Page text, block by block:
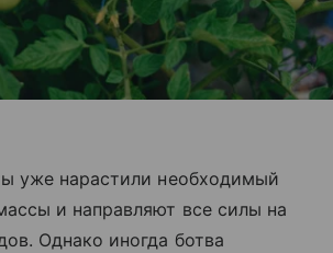
уже нарастили необходимый
и направляют все силы на
Однако иногда ботва